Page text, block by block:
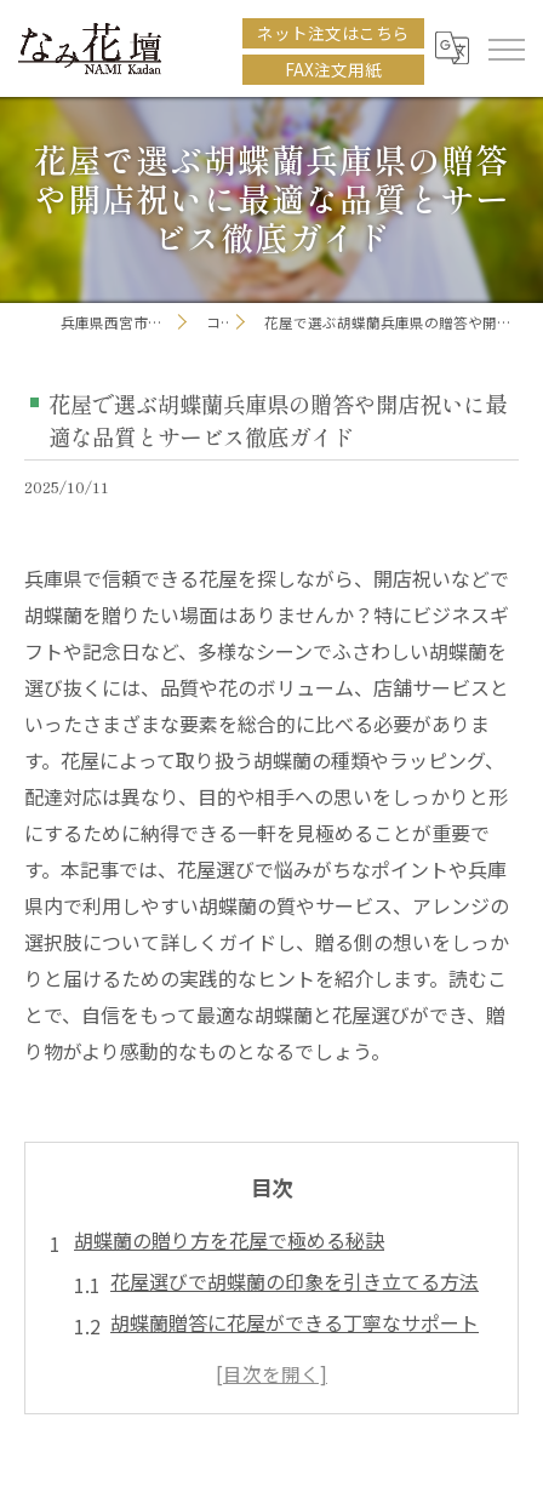
ネット注文はこちら
FAX注文用紙
花屋で選ぶ胡蝶蘭兵庫県の贈答
や開店祝いに最適な品質とサー
ビス徹底ガイド
兵庫県西宮市の花屋ならなみ花壇 コラム 花屋で選ぶ胡蝶蘭兵庫県の贈答や開店祝いに最適な品質とサービス徹底ガイド
花屋で選ぶ胡蝶蘭兵庫県の贈答や開店祝いに最
適な品質とサービス徹底ガイド
2025/10/11
兵庫県で信頼できる花屋を探しながら、開店祝いなどで
胡蝶蘭を贈りたい場面はありませんか？特にビジネスギ
フトや記念日など、多様なシーンでふさわしい胡蝶蘭を
選び抜くには、品質や花のボリューム、店舗サービスと
いったさまざまな要素を総合的に比べる必要がありま
す。花屋によって取り扱う胡蝶蘭の種類やラッピング、
配達対応は異なり、目的や相手への思いをしっかりと形
にするために納得できる一軒を見極めることが重要で
す。本記事では、花屋選びで悩みがちなポイントや兵庫
県内で利用しやすい胡蝶蘭の質やサービス、アレンジの
選択肢について詳しくガイドし、贈る側の想いをしっか
りと届けるための実践的なヒントを紹介します。読むこ
とで、自信をもって最適な胡蝶蘭と花屋選びができ、贈
り物がより感動的なものとなるでしょう。
目次
胡蝶蘭の贈り方を花屋で極める秘訣
花屋選びで胡蝶蘭の印象を引き立てる方法
胡蝶蘭贈答に花屋ができる丁寧なサポート
兵庫県内の花屋が提案する胡蝶蘭ギフト例